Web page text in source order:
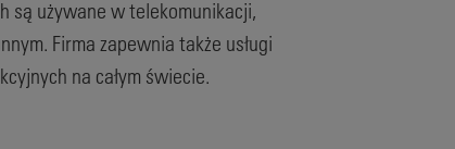
są używane w telekomunikacji,
Firma zapewnia także usługi
na całym świecie.